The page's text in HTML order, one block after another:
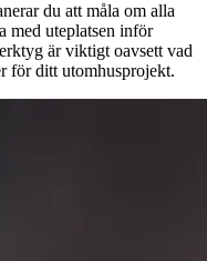
du att måla om alla
med uteplatsen inför
är viktigt oavsett vad
för ditt utomhusprojekt.